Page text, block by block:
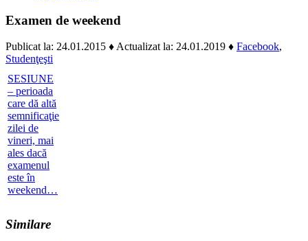
Examen de weekend
Publicat la: 24.01.2015 ♦ Actualizat la: 24.01.2019 ♦ Facebook,
Studenţeşti
SESIUNE
– perioada
care dă altă
semnificaţie
zilei de
vineri, mai
ales dacă
examenul
este în
weekend…
Similare